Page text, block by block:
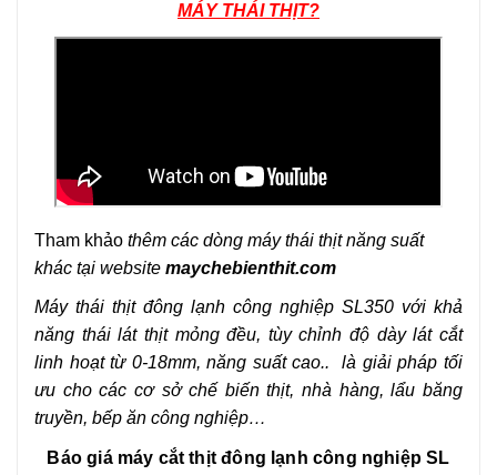
MÁY THÁI THỊT?
Tham khảo thêm các dòng máy thái thịt năng suất
khác tại website maychebienthit.com
Máy thái thịt đông lạnh công nghiệp SL350 với khả
năng thái lát thịt mỏng đều, tùy chỉnh độ dày lát cắt
linh hoạt từ 0-18mm, năng suất cao.. là giải pháp tối
ưu cho các cơ sở chế biến thịt, nhà hàng, lẩu băng
truyền, bếp ăn công nghiệp…
Báo giá máy cắt thịt đông lạnh công nghiệp SL